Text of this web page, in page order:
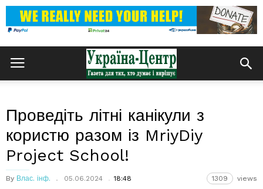
Проведіть літні канікули з
користю разом із MriyDiy
Project School!
By Влас. інф. 05.06.2024 18:48 1309 views